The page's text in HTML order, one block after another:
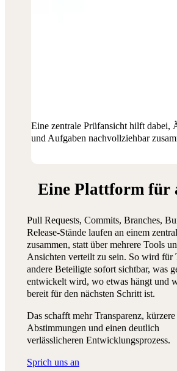
Eine Plattform für
Pull Requests, Commits, Branches,
Release-Stände laufen an einem
zusammen, statt über mehrere Tools
Ansichten verteilt zu sein. So wird für
andere Beteiligte sofort sichtbar, was
entwickelt wird, wo etwas hängt und
bereit für den nächsten Schritt ist.
Das schafft mehr Transparenz, kürzere
Abstimmungen und einen deutlich
verlässlicheren Entwicklungsprozess.
Sprich uns an
Eine zentrale Prüfansicht hilft dabei,
und Aufgaben nachvollziehbar